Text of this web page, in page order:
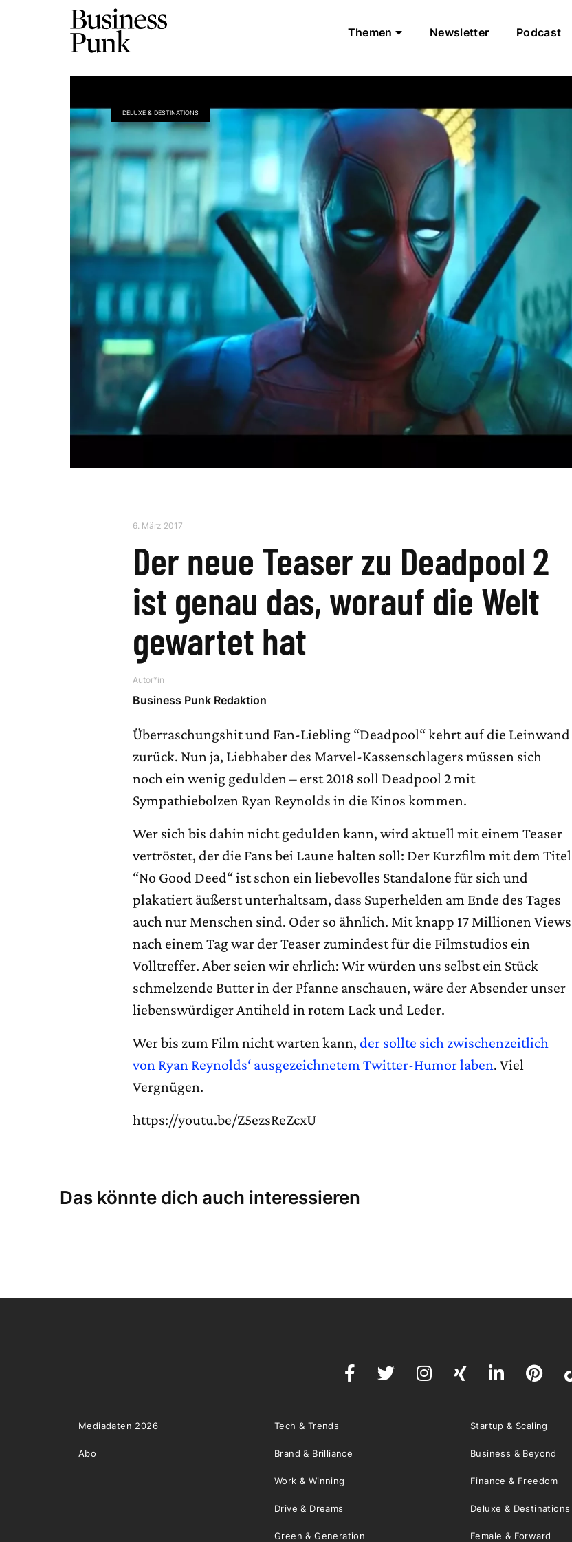
Themen Newsletter Podcast
DELUXE & DESTINATIONS
6. März 2017
Der neue Teaser zu Deadpool 2
ist genau das, worauf die Welt
gewartet hat
Autor*in
Business Punk Redaktion
Überraschungshit und Fan-Liebling “Deadpool“ kehrt auf die Leinwand
zurück. Nun ja, Liebhaber des Marvel-Kassenschlagers müssen sich
noch ein wenig gedulden – erst 2018 soll Deadpool 2 mit
Sympathiebolzen Ryan Reynolds in die Kinos kommen.
Wer sich bis dahin nicht gedulden kann, wird aktuell mit einem Teaser
vertröstet, der die Fans bei Laune halten soll: Der Kurzfilm mit dem Titel
“No Good Deed“ ist schon ein liebevolles Standalone für sich und
plakatiert äußerst unterhaltsam, dass Superhelden am Ende des Tages
auch nur Menschen sind. Oder so ähnlich. Mit knapp 17 Millionen Views
nach einem Tag war der Teaser zumindest für die Filmstudios ein
Volltreffer. Aber seien wir ehrlich: Wir würden uns selbst ein Stück
schmelzende Butter in der Pfanne anschauen, wäre der Absender unser
liebenswürdiger Antiheld in rotem Lack und Leder.
Wer bis zum Film nicht warten kann,der sollte sich zwischenzeitlich
von Ryan Reynolds‘ ausgezeichnetem Twitter-Humor laben. Viel
Vergnügen.
https://youtu.be/Z5ezsReZcxU
Das könnte dich auch interessieren
Mediadaten 2026
Abo
Tech & Trends Startup & Scaling
Brand & Brilliance Business & Beyond
Work & Winning Finance & Freedom
Drive & Dreams Deluxe & Destinations
Green & Generation Female & Forward